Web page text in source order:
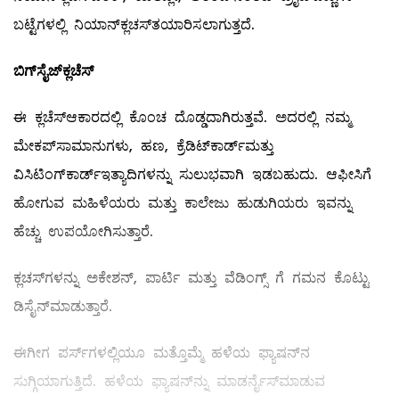
ಬಟ್ಟೆಗಳಲ್ಲಿ ನಿಯಾನ್‌ಕ್ಲಚಸ್‌ತಯಾರಿಸಲಾಗುತ್ತದೆ.
ಬಿಗ್ಸೈಜ್ಕ್ಲಚೆಸ್
ಈ ಕ್ಲಚೆಸ್‌ಆಕಾರದಲ್ಲಿ ಕೊಂಚ ದೊಡ್ಡದಾಗಿರುತ್ತವೆ. ಅದರಲ್ಲಿ ನಮ್ಮ
ಮೇಕಪ್‌ಸಾಮಾನುಗಳು, ಹಣ, ಕ್ರೆಡಿಟ್‌ಕಾರ್ಡ್‌ಮತ್ತು
ವಿಸಿಟಿಂಗ್‌ಕಾರ್ಡ್‌ಇತ್ಯಾದಿಗಳನ್ನು ಸುಲುಭವಾಗಿ ಇಡಬಹುದು. ಆಫೀಸಿಗೆ
ಹೋಗುವ ಮಹಿಳೆಯರು ಮತ್ತು ಕಾಲೇಜು ಹುಡುಗಿಯರು ಇವನ್ನು
ಹೆಚ್ಚು ಉಪಯೋಗಿಸುತ್ತಾರೆ.
ಕ್ಲಚಸ್‌ಗಳನ್ನು ಅಕೇಶನ್‌, ಪಾರ್ಟಿ ಮತ್ತು ವೆಡಿಂಗ್ಸ್ ಗೆ ಗಮನ ಕೊಟ್ಟು
ಡಿಸೈನ್‌ಮಾಡುತ್ತಾರೆ.
ಈಗೀಗ ಪರ್ಸ್‌ಗಳಲ್ಲಿಯೂ ಮತ್ತೊಮ್ಮೆ ಹಳೆಯ ಫ್ಯಾಷನ್‌ನ
ಸುಗ್ಗಿಯಾಗುತ್ತಿದೆ. ಹಳೆಯ ಫ್ಯಾಷನ್‌ನ್ನು ಮಾಡರ್ನೈಸ್‌ಮಾಡುವ